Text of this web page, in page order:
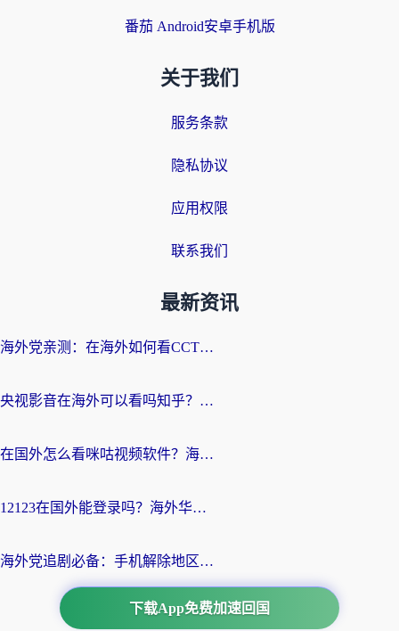
番茄 Android安卓手机版
关于我们
服务条款
隐私协议
应用权限
联系我们
最新资讯
海外党亲测：在海外如何看CCTV？告别“仅限大陆播放”的实用指南
央视影音在海外可以看吗知乎？留学生亲测：3步解决地域限制+追剧自由
在国外怎么看咪咕视频软件？海外党亲测有效的回国加速方案
12123在国外能登录吗？海外华人必看的回国加速实用指南
海外党追剧必备：手机解除地区限制app怎么选？解决央视视频&国内剧地区限制全指南
下载App免费加速回国